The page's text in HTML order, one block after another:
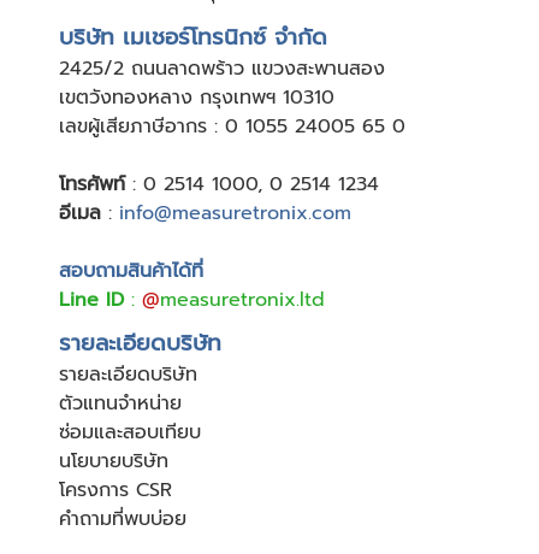
บริษัท เมเชอร์โทรนิกซ์ จำกัด
2425/2 ถนนลาดพร้าว แขวงสะพานสอง
เขตวังทองหลาง กรุงเทพฯ 10310
เลขผู้เสียภาษีอากร : 0 1055 24005 65 0
โทรศัพท์: 0 2514 1000, 0 2514 1234
อีเมล : info@measuretronix.com
สอบถามสินค้าได้ที่
Line ID: @measuretronix.ltd
รายละเอียดบริษัท
รายละเอียดบริษัท
ตัวแทนจำหน่าย
ซ่อมและสอบเทียบ
นโยบายบริษัท
โครงการ CSR
คำถามที่พบบ่อย